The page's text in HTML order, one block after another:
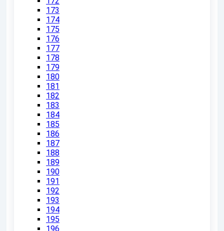
173
174
175
176
177
178
179
180
181
182
183
184
185
186
187
188
189
190
191
192
193
194
195
196